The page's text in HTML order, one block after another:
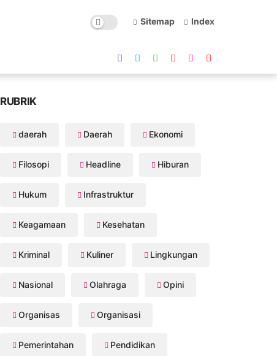
Sitemap Index
RUBRIK
daerah Daerah Ekonomi
Filosopi Headline Hiburan
Hukum Infrastruktur
Keagamaan Kesehatan
Kriminal Kuliner Lingkungan
Nasional Olahraga Opini
Organisas Organisasi
Pemerintahan Pendidikan